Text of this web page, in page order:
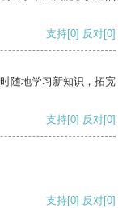
支持[0] 反对[0]
随地学习新知识，拓宽
支持[0] 反对[0]
支持[0] 反对[0]